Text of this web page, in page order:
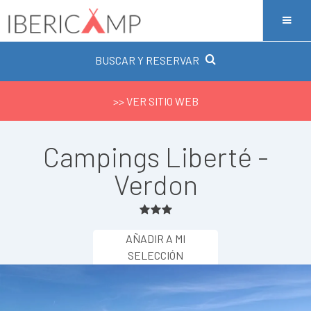
BUSCAR Y RESERVAR
>> VER SITIO WEB
Campings Liberté -
Verdon
AÑADIR A MI
SELECCIÓN